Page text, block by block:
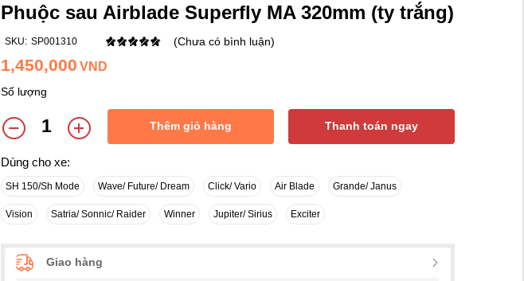
Phuộc sau Airblade Superfly MA 320mm (ty trắng)
SKU: SP001310 (Chưa có bình luận)
1,450,000 VND
Số lượng
Thêm giỏ hàng Thanh toán ngay
Dùng cho xe:
SH 150/Sh Mode Wave/ Future/ Dream Click/ Vario Air Blade Grande/ Janus
Vision Satria/ Sonnic/ Raider Winner Jupiter/ Sirius Exciter
Giao hàng